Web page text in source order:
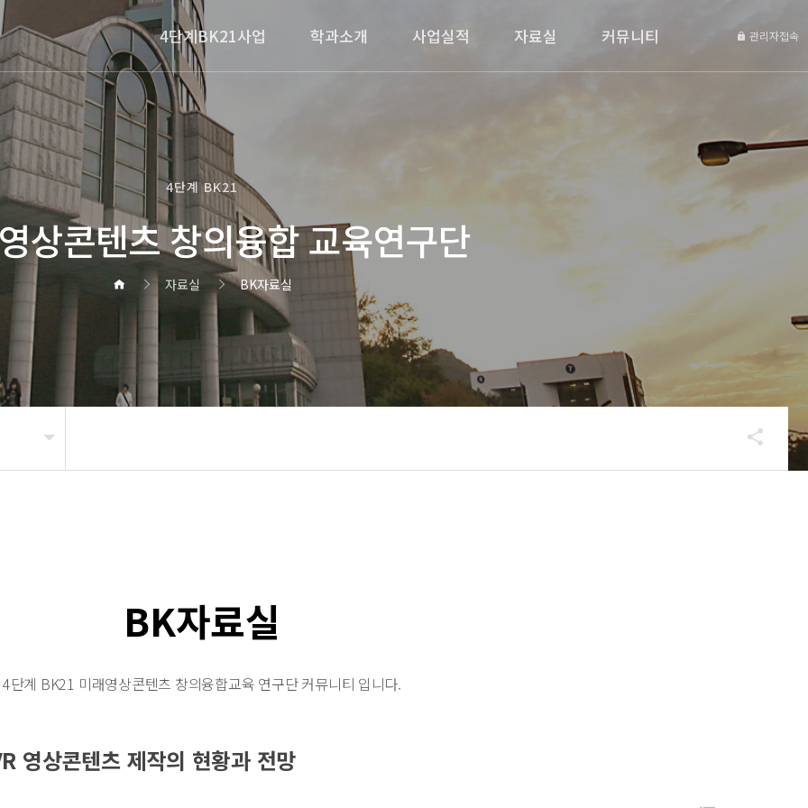
4단계BK21사업 학과소개 사업실적 자료실 커뮤니티 관리자접속
4단계 BK21
상콘텐츠 창의융합 교육연구단
자료실 BK자료실
BK자료실
4단계 BK21 미래영상콘텐츠 창의융합교육 연구단 커뮤니티 입니다.
영상콘텐츠 제작의 현황과 전망